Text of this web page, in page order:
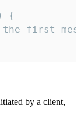
{
first
by a client,